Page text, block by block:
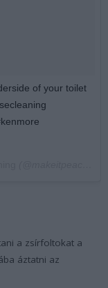
of your toilet
a zsírfoltokat a
áztatni az